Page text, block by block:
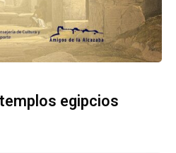
egipcios